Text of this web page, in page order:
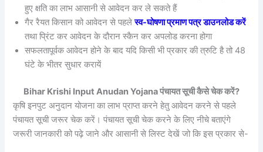
हुए क्षति का लाभ आसानी से आवेदन कर ले सकते हैं
गैर रैयत किसान को आवेदन से पहलेस्व-घोषणा प्रमाण पत्र डाउनलोड करें
तथा प्रिंट कर आवेदन के दौरान स्कैन कर अपलोड करना होगा
सफलतापूर्वक आवेदन होने के बाद यदि किसी भी प्रकार की त्रुटि है तो 48
घंटे के भीतर सुधार करायें
Bihar Krishi Input Anudan Yojana पंचायत सूची कैसे चेक करें?
कृषि इनपुट अनुदान योजना का लाभ प्राप्त करने हेतु आवेदन करने से पहले
पंचायत सूची जरूर चेक करें। पंचायत सूची चेक करने के लिए नीचे बताएंगे
जरूरी जानकारी को पढ़े जाने और आसानी से लिस्ट देखें जो कि इस प्रकार से-